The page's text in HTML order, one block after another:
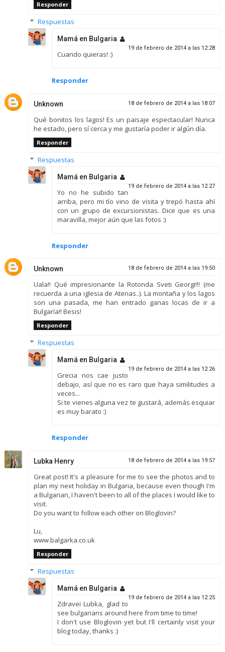
Responder
Respuestas
Mamá en Bulgaria
19 de febrero de 2014 a las 12:28
Cuando quieras! :)
Responder
Unknown 18 de febrero de 2014 a las 18:07
Qué bonitos los lagos! Es un paisaje espectacular! Nunca
he estado, pero sí cerca y me gustaría poder ir algún día.
Responder
Respuestas
Mamá en Bulgaria
19 de febrero de 2014 a las 12:27
Yo no he subido tan
arriba, pero mi tío vino de visita y trepó hasta ahí
con un grupo de excursionistas. Dice que es una
maravilla, mejor aún que las fotos :)
Responder
Unknown 18 de febrero de 2014 a las 19:50
Uala!! Qué impresionante la Rotonda Sveti Georgi!!! (me
recuerda a una iglesia de Atenas..). La montaña y los lagos
son una pasada, me han entrado ganas locas de ir a
Bulgaría!! Besis!
Responder
Respuestas
Mamá en Bulgaria
19 de febrero de 2014 a las 12:26
Grecia nos cae justo
debajo, así que no es raro que haya similitudes a
veces...
Si te vienes alguna vez te gustará, además esquiar
es muy barato :)
Responder
Lubka Henry 18 de febrero de 2014 a las 19:57
Great post! It's a pleasure for me to see the photos and to
plan my next holiday in Bulgaria, because even though I'm
a Bulgarian, I haven't been to all of the places I would like to
visit.
Do you want to follow each other on Bloglovin?
Lu,
www.balgarka.co.uk
Responder
Respuestas
Mamá en Bulgaria
19 de febrero de 2014 a las 12:25
Zdravei Lubka, glad to
see bulgarians around here from time to time!
I don't use Bloglovin yet but I'll certainly visit your
blog today, thanks :)